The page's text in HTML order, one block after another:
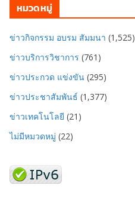
หมวดหมู่
ข่าวกิจกรรม อบรม สัมมนา (1,525)
ข่าวบริการวิชาการ (761)
ข่าวประกวด แข่งขัน (295)
ข่าวประชาสัมพันธ์ (1,377)
ข่าวเทคโนโลยี (21)
ไม่มีหมวดหมู่ (22)